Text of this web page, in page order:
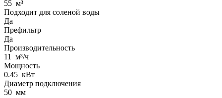
55 м³
Подходит для соленой воды
Да
Префильтр
Да
Производительность
11
м³/ч
Мощность
0.45 кВт
Диаметр подключения
50 мм